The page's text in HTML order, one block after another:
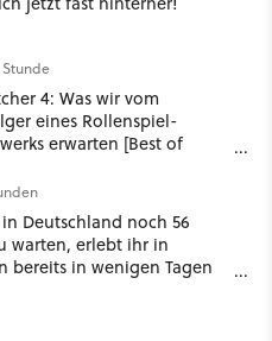
4: Was wir vom
eines Rollenspiel-
erwarten [Best of
Deutschland noch 56
warten, erlebt ihr in
bereits in wenigen Tagen